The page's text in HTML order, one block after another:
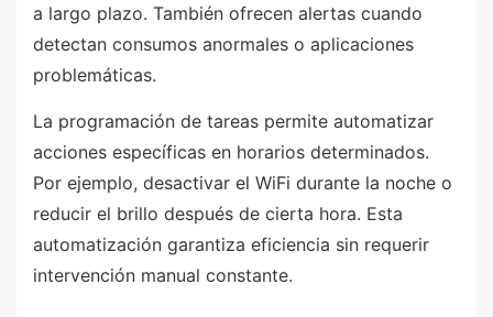
a largo plazo. También ofrecen alertas cuando
detectan consumos anormales o aplicaciones
problemáticas.
La programación de tareas permite automatizar
acciones específicas en horarios determinados.
Por ejemplo, desactivar el WiFi durante la noche o
reducir el brillo después de cierta hora. Esta
automatización garantiza eficiencia sin requerir
intervención manual constante.